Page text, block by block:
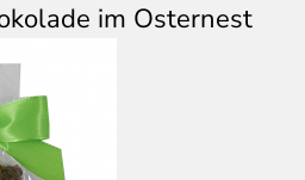
im Osternest